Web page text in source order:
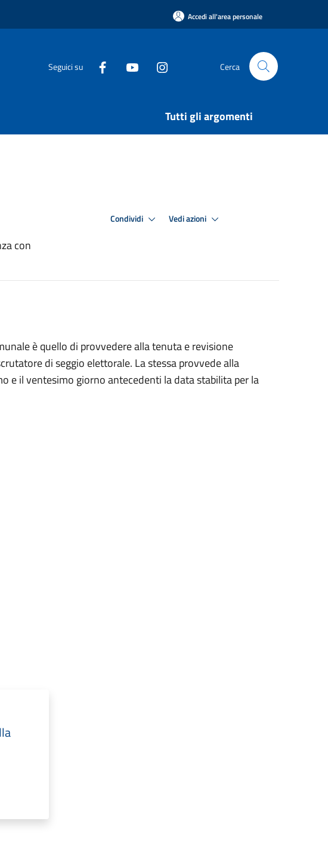
Accedi all'area personale
Seguici su Cerca
Tutti gli argomenti
con
Condividi Vedi azioni
è quello di provvedere alla tenuta e revisione
di seggio elettorale. La stessa provvede alla
e il ventesimo giorno antecedenti la data stabilita per la